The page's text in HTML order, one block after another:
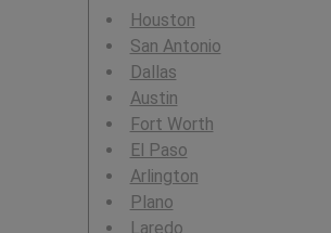
Houston
San Antonio
Dallas
Austin
Fort Worth
El Paso
Arlington
Plano
Laredo